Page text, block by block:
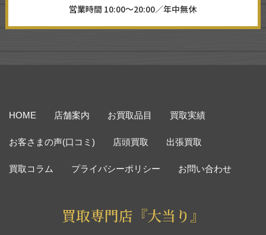
営業時間 10:00～20:00／年中無休
HOME 店舗案内 お買取品目 買取実績
お客さまの声(口コミ) 店頭買取 出張買取
買取コラム プライバシーポリシー お問い合わせ
買取専門店『大当り』